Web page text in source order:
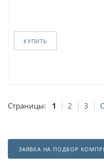
КУПИТЬ
Страницы: 1 2 3
ЗАЯВКА НА ПОДБОР